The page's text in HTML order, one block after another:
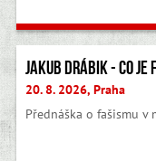
Jakub Drábik - Co je
20. 8. 2026, Praha
Přednáška o fašismu